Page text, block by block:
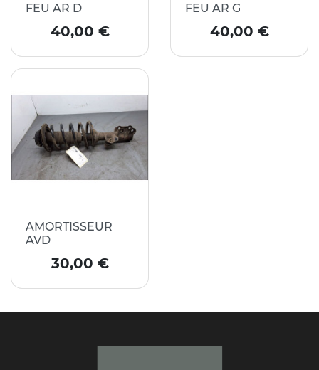
FEU AR D
Prix
40,00 €
FEU AR G
Prix
40,00 €
AMORTISSEUR
AVD
Prix
30,00 €